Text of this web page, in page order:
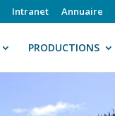
Intranet Annuaire
PRODUCTIONS